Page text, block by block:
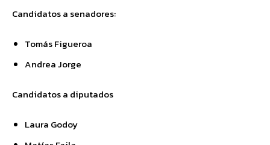
Candidatos a senadores:
Tomás Figueroa
Andrea Jorge
Candidatos a diputados
Laura Godoy